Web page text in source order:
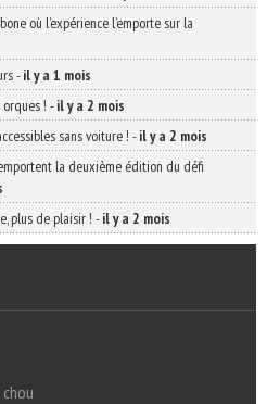
où l’expérience l’emporte sur la
-il y a 1 mois
! -il y a 2 mois
sans voiture ! -il y a 2 mois
la deuxième édition du défi
plus de plaisir ! -il y a 2 mois